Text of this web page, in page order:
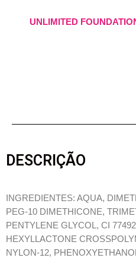
UNLIMITED
DESCRIÇÃO
INGREDIENTES: AQUA,
PEG-10 DIMETHICONE,
PENTYLENE GLYCOL, CI
HEXYLLACTONE
NYLON-12,